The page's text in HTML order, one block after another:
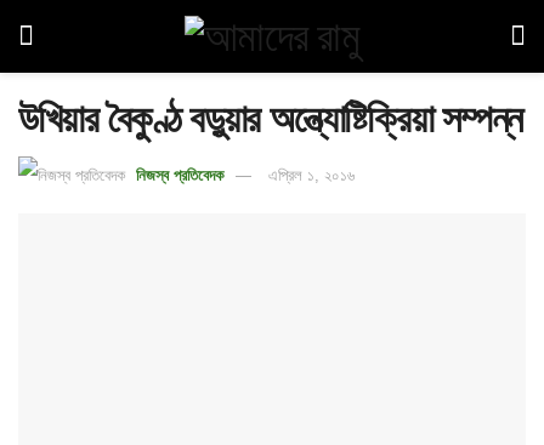
উখিয়ার বৈকুণ্ঠ বড়ুয়ার অন্ত্যোষ্টিক্রিয়া সম্পন্ন
নিজস্ব প্রতিবেদক এপ্রিল ১, ২০১৬